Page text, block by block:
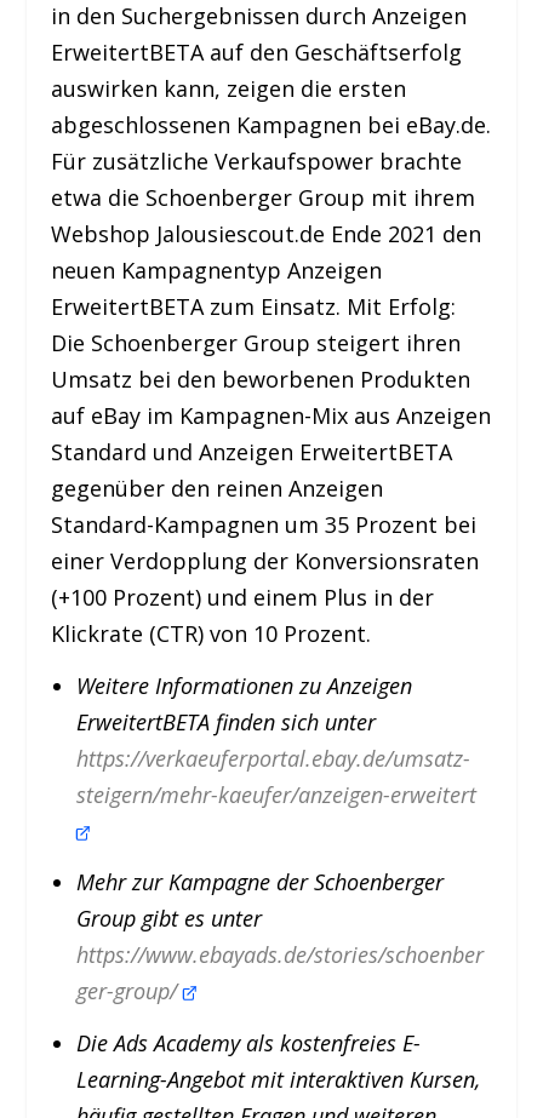
in den Suchergebnissen durch Anzeigen
ErweitertBETAauf den Geschäftserfolg
auswirken kann, zeigen die ersten
abgeschlossenen Kampagnen bei eBay.de.
Für zusätzliche Verkaufspower brachte
etwa die Schoenberger Group mit ihrem
Webshop Jalousiescout.de Ende 2021 den
neuen Kampagnentyp Anzeigen
ErweitertBETAzum Einsatz. Mit Erfolg:
Die Schoenberger Group steigert ihren
Umsatz bei den beworbenen Produkten
auf eBay im Kampagnen-Mix aus Anzeigen
Standard und Anzeigen ErweitertBETA
gegenüber den reinen Anzeigen
Standard-Kampagnen um 35 Prozent bei
einer Verdopplung der Konversionsraten
(+100 Prozent) und einem Plus in der
Klickrate (CTR) von 10 Prozent.
Weitere Informationen zu Anzeigen
ErweitertBETAfinden sich unter
https://verkaeuferportal.ebay.de/umsatz-
steigern/mehr-kaeufer/anzeigen-erweitert
Mehr zur Kampagne der Schoenberger
Group gibt es unter
https://www.ebayads.de/stories/schoenber
ger-group/
Die Ads Academy als kostenfreies E-
Learning-Angebot mit interaktiven Kursen,